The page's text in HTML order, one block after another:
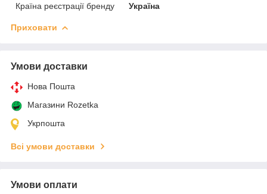
Країна реєстрації бренду
Україна
Приховати
Умови доставки
Нова Пошта
Магазини Rozetka
Укрпошта
Всі умови доставки
Умови оплати